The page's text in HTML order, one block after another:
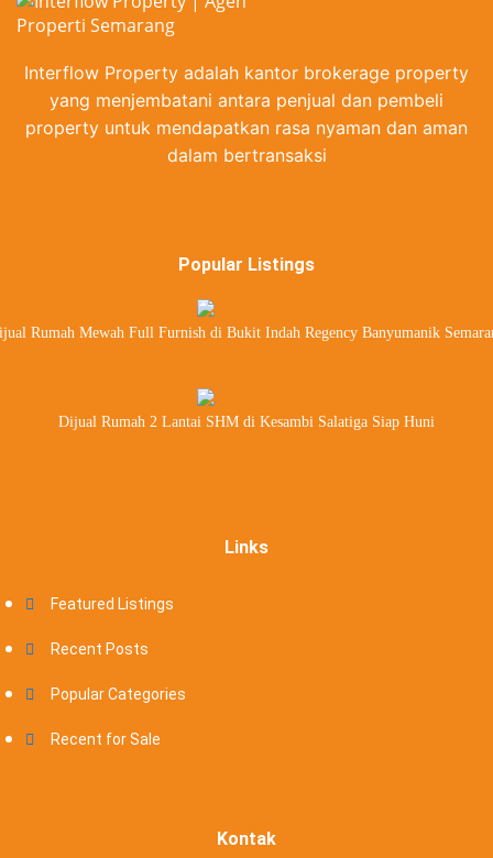
Interflow Property adalah kantor brokerage property
yang menjembatani antara penjual dan pembeli
property untuk mendapatkan rasa nyaman dan aman
dalam bertransaksi
Popular Listings
Rumah Mewah Full Furnish di Bukit Indah Regency Banyumanik
Dijual Rumah 2 Lantai SHM di Kesambi Salatiga Siap Huni
Links
Featured Listings
Recent Posts
Popular Categories
Recent for Sale
Kontak